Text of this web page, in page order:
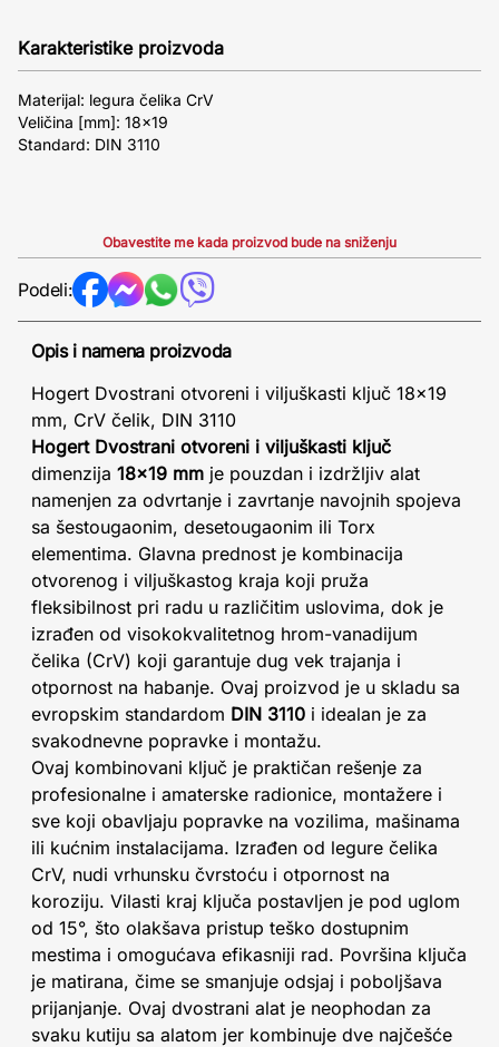
Karakteristike proizvoda
Materijal: legura čelika CrV
Veličina [mm]: 18×19
Standard: DIN 3110
Obavestite me kada proizvod bude na sniženju
Podeli:
Opis i namena proizvoda
Hogert Dvostrani otvoreni i viljuškasti ključ 18x19
mm, CrV čelik, DIN 3110
Hogert Dvostrani otvoreni i viljuškasti ključ
dimenzija 18x19 mm je pouzdan i izdržljiv alat
namenjen za odvrtanje i zavrtanje navojnih spojeva
sa šestougaonim, desetougaonim ili Torx
elementima. Glavna prednost je kombinacija
otvorenog i viljuškastog kraja koji pruža
fleksibilnost pri radu u različitim uslovima, dok je
izrađen od visokokvalitetnog hrom-vanadijum
čelika (CrV) koji garantuje dug vek trajanja i
otpornost na habanje. Ovaj proizvod je u skladu sa
evropskim standardom DIN 3110 i idealan je za
svakodnevne popravke i montažu.
Ovaj kombinovani ključ je praktičan rešenje za
profesionalne i amaterske radionice, montažere i
sve koji obavljaju popravke na vozilima, mašinama
ili kućnim instalacijama. Izrađen od legure čelika
CrV, nudi vrhunsku čvrstoću i otpornost na
koroziju. Vilasti kraj ključa postavljen je pod uglom
od 15°, što olakšava pristup teško dostupnim
mestima i omogućava efikasniji rad. Površina ključa
je matirana, čime se smanjuje odsjaj i poboljšava
prijanjanje. Ovaj dvostrani alat je neophodan za
svaku kutiju sa alatom jer kombinuje dve najčešće